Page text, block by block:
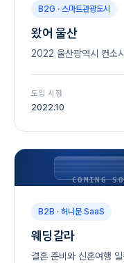
B2G · 스마트관광도시
왔어 울산
2022 울산광역시 컨소
도입 시점
2022.10
COMING
B2B · 허니문 SaaS
웨딩갈라
결혼 준비와 신혼여행